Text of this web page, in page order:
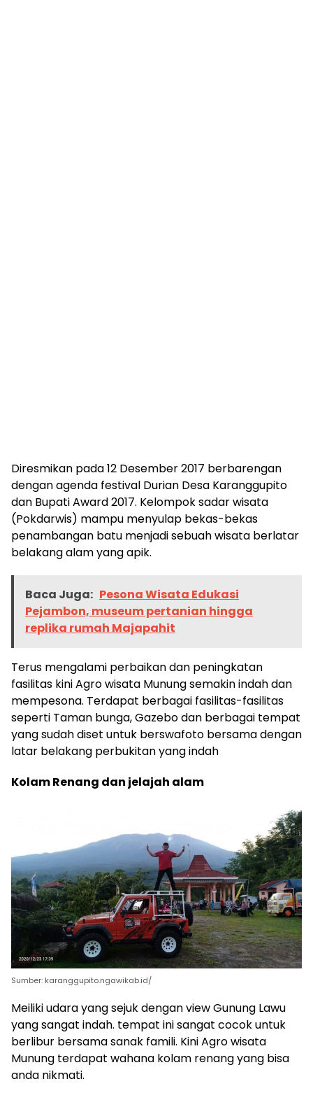
Diresmikan pada 12 Desember 2017 berbarengan
dengan agenda festival Durian Desa Karanggupito
dan Bupati Award 2017. Kelompok sadar wisata
(Pokdarwis) mampu menyulap bekas-bekas
penambangan batu menjadi sebuah wisata berlatar
belakang alam yang apik.
Baca Juga: Pesona Wisata Edukasi
Pejambon, museum pertanian hingga
replika rumah Majapahit
Terus mengalami perbaikan dan peningkatan
fasilitas kini Agro wisata Munung semakin indah dan
mempesona. Terdapat berbagai fasilitas-fasilitas
seperti Taman bunga, Gazebo dan berbagai tempat
yang sudah diset untuk berswafoto bersama dengan
latar belakang perbukitan yang indah
Kolam Renang dan jelajah alam
Sumber: karanggupito.ngawikab.id/
Meiliki udara yang sejuk dengan view Gunung Lawu
yang sangat indah. tempat ini sangat cocok untuk
berlibur bersama sanak famili. Kini Agro wisata
Munung terdapat wahana kolam renang yang bisa
anda nikmati.